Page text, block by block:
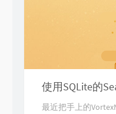
使用SQLite的
最近把手上的